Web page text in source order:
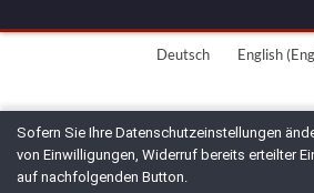
Deutsch English(
Sofern Sie Ihre Datenschutzeinstellungen
von Einwilligungen, Widerruf bereits erteilter
auf nachfolgenden Button.